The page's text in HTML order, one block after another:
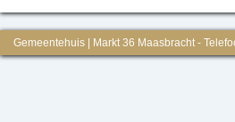
Gemeentehuis | Markt 36 Maasbracht -